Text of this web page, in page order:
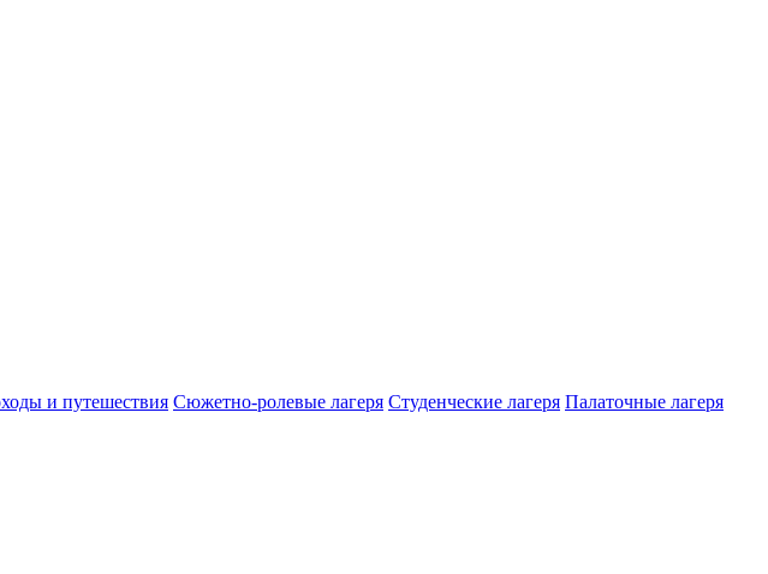
и путешествия Сюжетно-ролевые лагеря Студенческие лагеря Палаточные лагеря